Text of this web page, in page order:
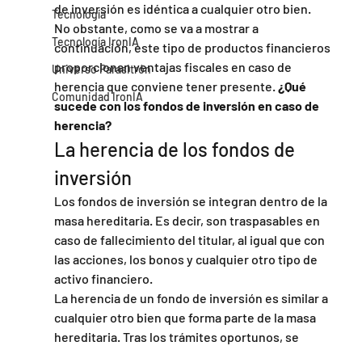
Tecnología
Tecnología IronIA
Universo Parasitrón
Comunidad IronIA
de inversión es idéntica a cualquier otro bien.
No obstante, como se va a mostrar a
continuación, este tipo de productos financieros
proporcionan ventajas fiscales en caso de
herencia que conviene tener presente. ¿Qué
sucede con los fondos de inversión en caso de
herencia?
La herencia de los fondos de
inversión
Los fondos de inversión se integran dentro de la
masa hereditaria. Es decir, son traspasables en
caso de fallecimiento del titular, al igual que con
las acciones, los bonos y cualquier otro tipo de
activo financiero.
La herencia de un fondo de inversión es similar a
cualquier otro bien que forma parte de la masa
hereditaria. Tras los trámites oportunos, se